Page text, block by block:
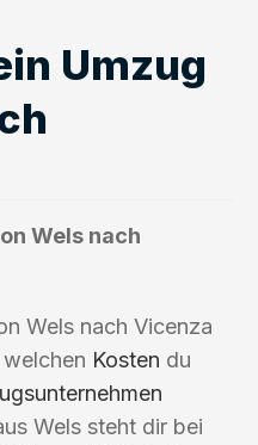
Umzug
Wels nach
Wels nach Vicenza
Kosten du
Wels steht dir bei